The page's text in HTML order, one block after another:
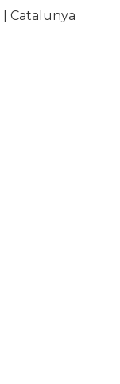
| Catalunya